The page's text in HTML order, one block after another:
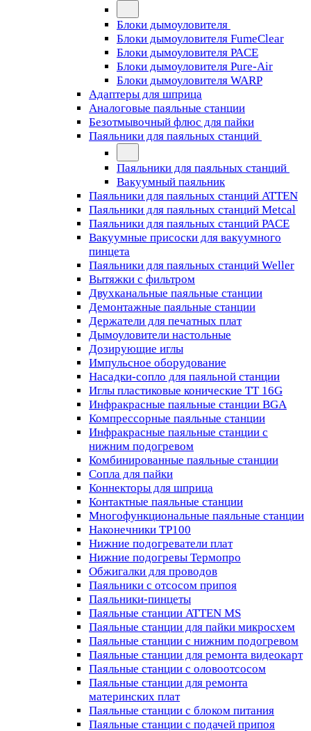
Блоки дымоуловителя
Блоки дымоуловителя FumeClear
Блоки дымоуловителя PACE
Блоки дымоуловителя Pure-Air
Блоки дымоуловителя WARP
Адаптеры для шприца
Аналоговые паяльные станции
Безотмывочный флюс для пайки
Паяльники для паяльных станций
Паяльники для паяльных станций
Вакуумный паяльник
Паяльники для паяльных станций ATTEN
Паяльники для паяльных станций Metcal
Паяльники для паяльных станций PACE
Вакуумные присоски для вакуумного
пинцета
Паяльники для паяльных станций Weller
Вытяжки с фильтром
Двухканальные паяльные станции
Демонтажные паяльные станции
Держатели для печатных плат
Дымоуловители настольные
Дозирующие иглы
Импульсное оборудование
Насадки-сопло для паяльной станции
Иглы пластиковые конические TT 16G
Инфракрасные паяльные станции BGA
Компрессорные паяльные станции
Инфракрасные паяльные станции с
нижним подогревом
Комбинированные паяльные станции
Сопла для пайки
Коннекторы для шприца
Контактные паяльные станции
Многофункциональные паяльные станции
Наконечники TP100
Нижние подогреватели плат
Нижние подогревы Термопро
Обжигалки для проводов
Паяльники с отсосом припоя
Паяльники-пинцеты
Паяльные станции ATTEN MS
Паяльные станции для пайки микросхем
Паяльные станции с нижним подогревом
Паяльные станции для ремонта видеокарт
Паяльные станции с оловоотсосом
Паяльные станции для ремонта
материнских плат
Паяльные станции с блоком питания
Паяльные станции с подачей припоя